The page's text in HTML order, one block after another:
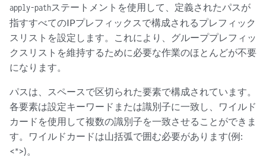
apply-pathステートメントを使用して、定義されたパスが
指すすべてのIPプレフィックスで構成されるプレフィック
スリストを設定します。これにより、グループプレフィッ
クスリストを維持するために必要な作業のほとんどが不要
になります。
パスは、スペースで区切られた要素で構成されています。
各要素は設定キーワードまたは識別子に一致し、ワイルド
カードを使用して複数の識別子を一致させることができま
す。ワイルドカードは山括弧で囲む必要があります(例:
<*>)。